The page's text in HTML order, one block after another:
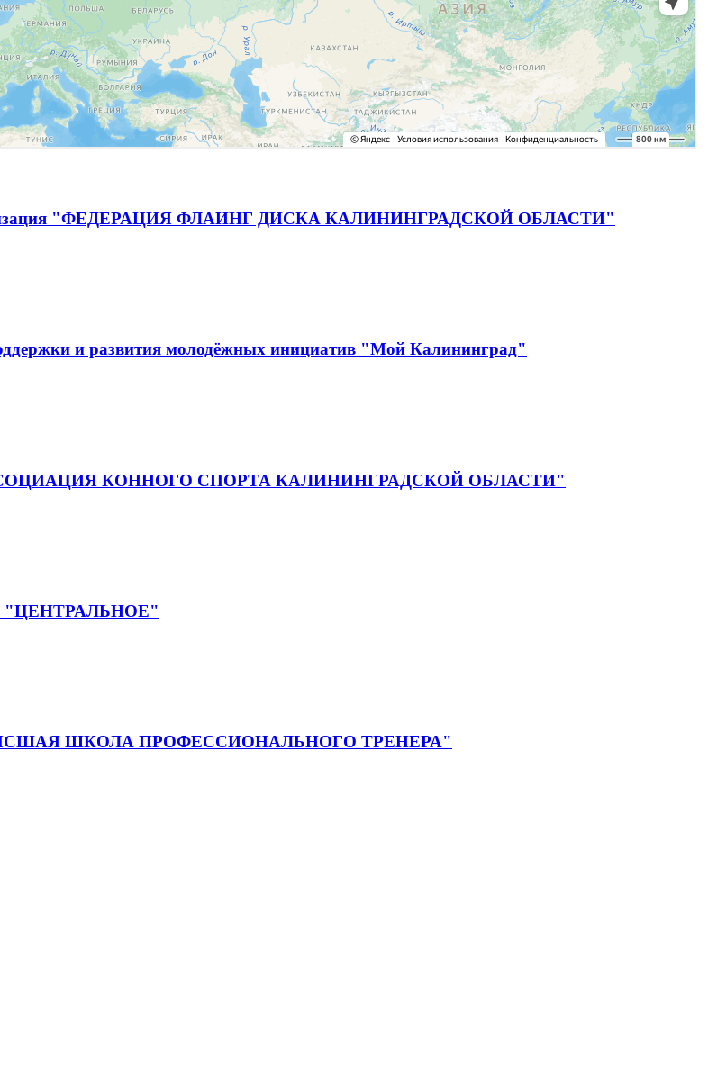
"ФЕДЕРАЦИЯ ФЛАИНГ ДИСКА КАЛИНИНГРАДСКОЙ ОБЛАСТИ"
и развития молодёжных инициатив "Мой Калининград"
КОННОГО СПОРТА КАЛИНИНГРАДСКОЙ ОБЛАСТИ"
"ЦЕНТРАЛЬНОЕ"
ШКОЛА ПРОФЕССИОНАЛЬНОГО ТРЕНЕРА"